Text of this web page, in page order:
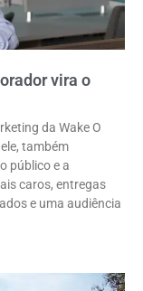
vira o
da Wake O
também
público e a
caros, entregas
e uma audiência